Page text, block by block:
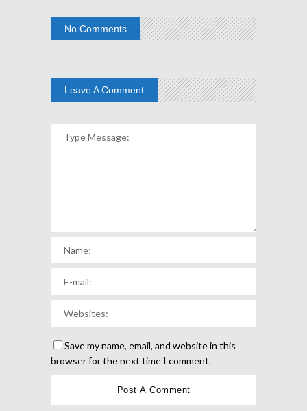
No Comments
Leave A Comment
Save my name, email, and website in this
browser for the next time I comment.